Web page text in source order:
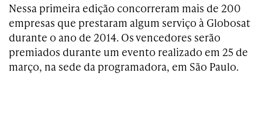
Nessa primeira edição concorreram mais de 200
empresas que prestaram algum serviço à Globosat
durante o ano de 2014. Os vencedores serão
premiados durante um evento realizado em 25 de
março, na sede da programadora, em São Paulo.